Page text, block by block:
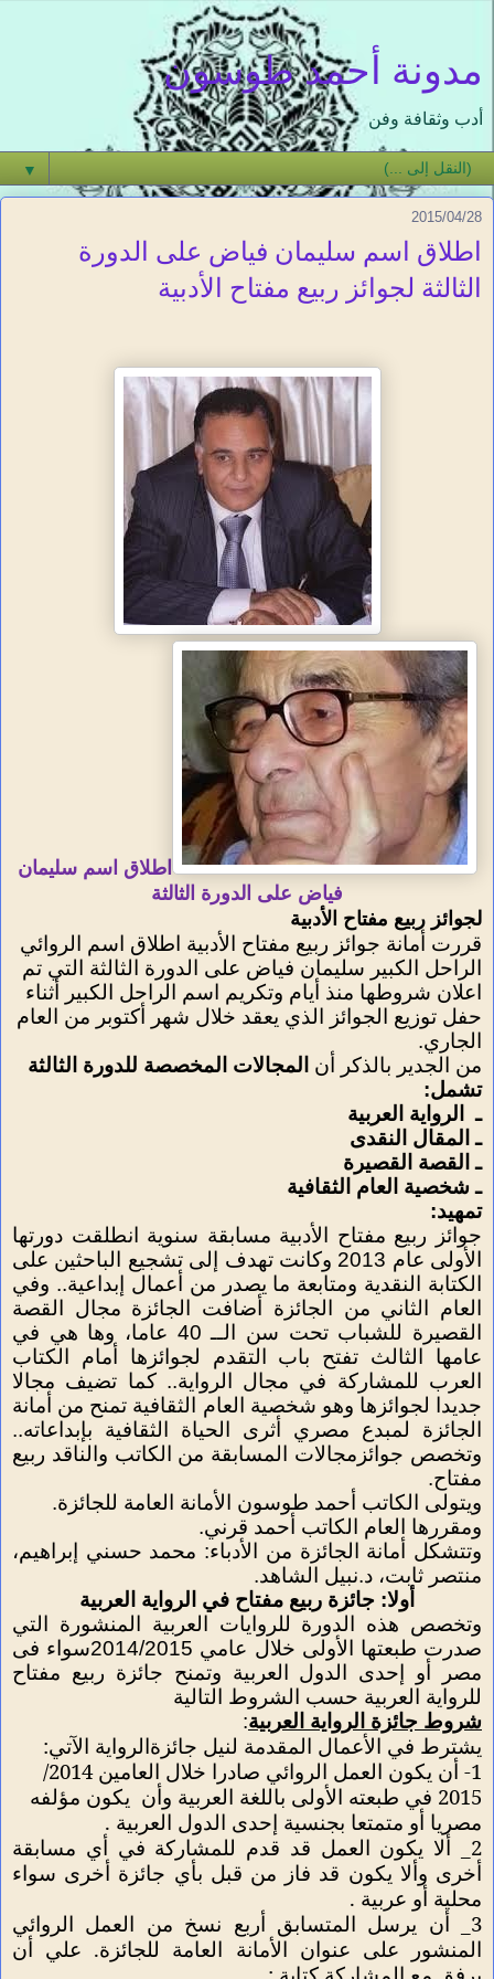
مدونة أحمد طوسون
أدب وثقافة وفن
▼
2015/04/28
اطلاق اسم سليمان فياض على الدورة
الثالثة لجوائز ربيع مفتاح الأدبية
اطلاق اسم سليمان
فياض على الدورة الثالثة
لجوائز ربيع مفتاح الأدبية
قررت أمانة جوائز ربيع مفتاح الأدبية اطلاق اسم الروائي
الراحل الكبير سليمان فياض على الدورة الثالثة التي تم
اعلان شروطها منذ أيام وتكريم اسم الراحل الكبير أثناء
حفل توزيع الجوائز الذي يعقد خلال شهر أكتوبر من العام
الجاري.
من الجدير بالذكر أن المجالات المخصصة للدورة الثالثة
تشمل:
ـ
الرواية العربية
ـ المقال النقدى
ـ القصة القصيرة
ـ شخصية العام الثقافية
تمهيد:
جوائز ربيع مفتاح الأدبية مسابقة سنوية انطلقت دورتها
الأولى عام 2013 وكانت تهدف إلى تشجيع الباحثين على
الكتابة النقدية ومتابعة ما يصدر من أعمال إبداعية.. وفي
العام الثاني من الجائزة أضافت الجائزة مجال القصة
القصيرة للشباب تحت سن الــ 40 عاما، وها هي في
عامها الثالث تفتح باب التقدم لجوائزها أمام الكتاب
العرب للمشاركة في مجال الرواية.. كما تضيف مجالا
جديدا لجوائزها وهو شخصية العام الثقافية تمنح من أمانة
الجائزة لمبدع مصري أثرى الحياة الثقافية بإبداعاته..
وتخصص جوائزمجالات المسابقة من الكاتب والناقد ربيع
مفتاح.
ويتولى الكاتب أحمد طوسون الأمانة العامة للجائزة.
ومقررها العام الكاتب أحمد قرني.
وتتشكل أمانة الجائزة من الأدباء: محمد حسني إبراهيم،
منتصر ثابت، د.نبيل الشاهد.
أولا: جائزة ربيع مفتاح في الرواية العربية
وتخصص هذه الدورة للروايات العربية المنشورة التي
صدرت طبعتها الأولى خلال عامي 2014/2015سواء فى
مصر أو إحدى الدول العربية وتمنح جائزة ربيع مفتاح
للرواية العربية حسب الشروط التالية
شروط جائزة الرواية العربية:
يشترط في الأعمال المقدمة لنيل جائزةالرواية الآتي:
1- أن يكون العمل الروائي صادرا خلال العامين 2014/
2015 في طبعته الأولى باللغة العربية وأن
يكون مؤلفه
مصريا أو متمتعا بجنسية إحدى الدول العربية .
2_ ألا يكون العمل قد قدم للمشاركة في أي مسابقة
أخرى وألا يكون قد فاز من قبل بأي جائزة أخرى سواء
محلية أو عربية .
3_
أن يرسل المتسابق أربع نسخ من العمل الروائي
المنشور على عنوان الأمانة العامة للجائزة. علي أن